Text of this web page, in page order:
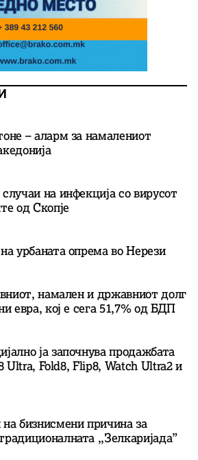
– аларм за намалениот
на инфекција со вирусот
од Скопје
урбаната опрема во Нерези
намален и државниот долг
евра, кој e сега 51,7% од БДП
ја започнува продажбата
Ultra, Fold8, Flip8, Watch Ultra2 и
бизнисмени причина за
,,Зелкаријада”